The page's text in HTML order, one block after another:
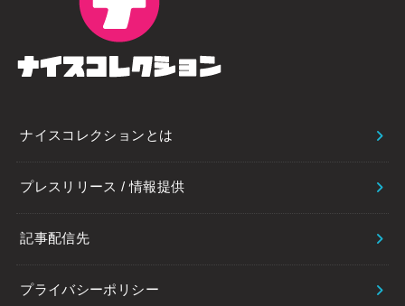
ナイスコレクションとは
プレスリリース / 情報提供
記事配信先
プライバシーポリシー